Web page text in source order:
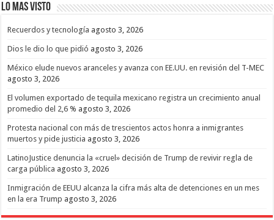
Lo mas Visto
Recuerdos y tecnología agosto 3, 2026
Dios le dio lo que pidió agosto 3, 2026
México elude nuevos aranceles y avanza con EE.UU. en revisión del T-MEC
agosto 3, 2026
El volumen exportado de tequila mexicano registra un crecimiento anual
promedio del 2,6 % agosto 3, 2026
Protesta nacional con más de trescientos actos honra a inmigrantes
muertos y pide justicia agosto 3, 2026
LatinoJustice denuncia la «cruel» decisión de Trump de revivir regla de
carga pública agosto 3, 2026
Inmigración de EEUU alcanza la cifra más alta de detenciones en un mes
en la era Trump agosto 3, 2026